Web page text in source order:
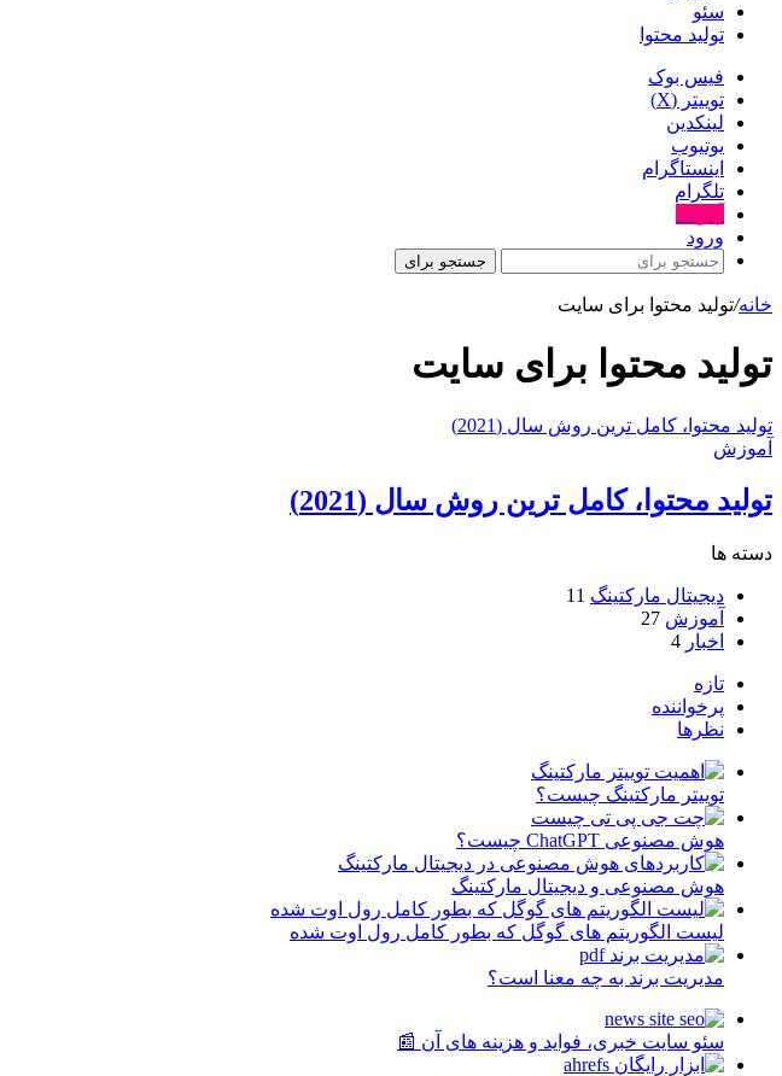
سئو
تولید محتوا
فیس بوک
توییتر (X)
لینکدین
یوتیوب
اینستاگرام
تلگرام
ورود
جستجو برای
خانه/تولید محتوا برای سایت
تولید محتوا برای سایت
توليد محتوا، کامل ترین روش سال (2021)
آموزش
توليد محتوا، کامل ترین روش سال (2021)
دسته ها
دیجیتال مارکتینگ 11
آموزش 27
اخبار 4
تازه
پرخواننده
نظرها
توییتر مارکتینگ چیست؟
هوش مصنوعی ChatGPT چیست؟
هوش مصنوعی و دیجیتال مارکتینگ
لیست الگوریتم های گوگل که بطور کامل رول اوت شده
مدیریت برند به چه معنا است؟
سئو سایت خبری، فواید و هزینه های آن 📰